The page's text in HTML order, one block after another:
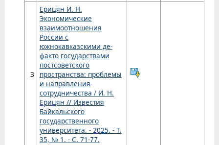
3
Ерицян И. Н.
Экономические
взаимоотношения
России с
южнокавказскими де-
факто государствами
постсоветского
пространства: проблемы
и направления
сотрудничества / И. Н.
Ерицян // Известия
Байкальского
государственного
университета. - 2025. - Т.
35, № 1. - С. 71-77.